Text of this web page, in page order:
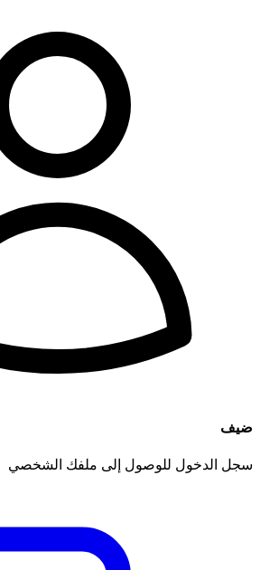
ضيف
سجل الدخول للوصول إلى ملفك الشخصي